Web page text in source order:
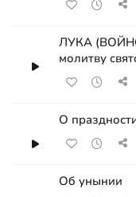
ЛУКА
молитву
О
Об унынии